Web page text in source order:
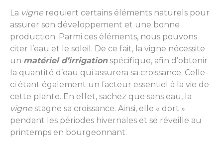
La vigne requiert certains éléments naturels pour
assurer son développement et une bonne
production. Parmi ces éléments, nous pouvons
citer l’eau et le soleil. De ce fait, la vigne nécessite
un matériel d’irrigationspécifique, afin d’obtenir
la quantité d’eau qui assurera sa croissance. Celle-
ci étant également un facteur essentiel à la vie de
cette plante. En effet, sachez que sans eau, la
vigne stagne sa croissance. Ainsi, elle « dort »
pendant les périodes hivernales et se réveille au
printemps en bourgeonnant.